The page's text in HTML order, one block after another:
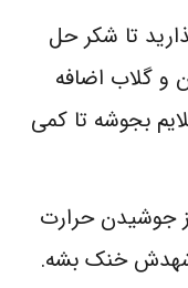
تا شکر حل
و گلاب اضافه
بجوشه تا کمی
بعد از جوشیدن حرارت
شهدش خنک بشه.